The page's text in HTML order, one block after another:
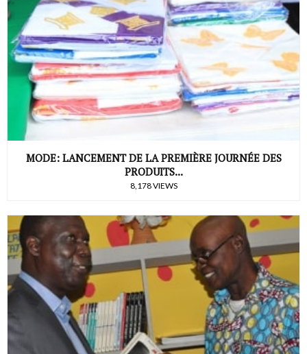
MODE: LANCEMENT DE LA PREMIÈRE JOURNÉE DES
PRODUITS...
8,178 VIEWS